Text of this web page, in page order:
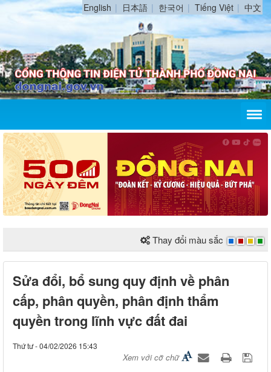
English 日本語 한국어 Tiếng Việt 中文
Thay đổi màu sắc
Sửa đổi, bổ sung quy định về phân
cấp, phân quyền, phân định thẩm
quyền trong lĩnh vực đất đai
Thứ tư - 04/02/2026 15:43
Xem với cỡ chữ